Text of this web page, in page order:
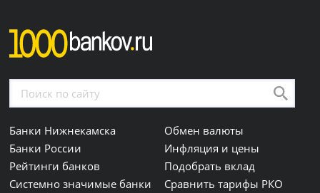
Банки Нижнекамска
Банки России
Рейтинги банков
Системно значимые банки
Обмен валюты
Инфляция и цены
Подобрать вклад
Сравнить тарифы РКО